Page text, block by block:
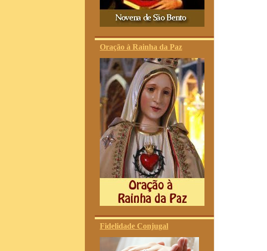
Oração à Rainha da Paz
Fidelidade Conjugal